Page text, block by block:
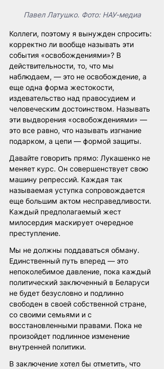
Павел Латушко. Фото: НАУ-медиа
Коллеги, поэтому я вынужден спросить:
корректно ли вообще называть эти
события «освобождениями»? В
действительности, то, что мы
наблюдаем, — это не освобождение, а
еще одна форма жестокости,
издевательство над правосудием и
человеческим достоинством. Называть
эти выдворения «освобождениями» —
это все равно, что называть изгнание
подарком, а цепи — формой защиты.
Давайте говорить прямо: Лукашенко не
меняет курс. Он совершенствует свою
машину репрессий. Каждая так
называемая уступка сопровождается
еще большим актом несправедливости.
Каждый предполагаемый жест
милосердия маскирует очередное
преступление.
Мы не должны поддаваться обману.
Единственный путь вперед — это
непоколебимое давление, пока каждый
политический заключенный в Беларуси
не будет безусловно и подлинно
свободен в своей собственной стране,
со своими семьями и с
восстановленными правами. Пока не
произойдет подлинное изменение
внутренней политики.
В заключение хотел бы отметить, что